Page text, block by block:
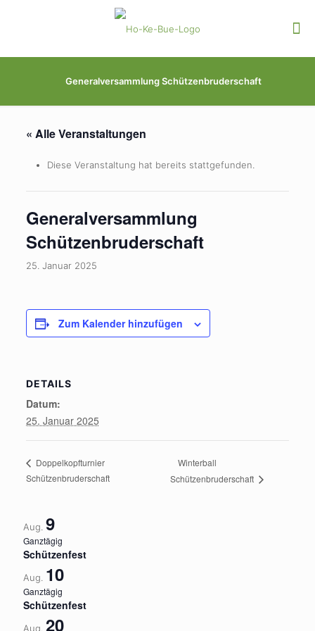
Generalversammlung Schützenbruderschaft
« Alle Veranstaltungen
Diese Veranstaltung hat bereits stattgefunden.
Generalversammlung
Schützenbruderschaft
25. Januar 2025
Zum Kalender hinzufügen
DETAILS
Datum:
25. Januar 2025
Doppelkopfturnier
Schützenbruderschaft
Winterball
Schützenbruderschaft
Aug. 9
Ganztägig
Schützenfest
Aug. 10
Ganztägig
Schützenfest
Aug. 20